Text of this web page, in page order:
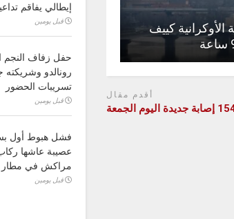
كييف
أقدم مقال
إيطالي يفاقم
قبل يومين
حفل زفاف النجم
رونالدو وشريكته
تسريبات الحضور
قبل يومين
فشل هبوط أول
عصيبة عاشها
مراكش في مطار
قبل يومين